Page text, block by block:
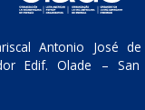
Antonio José
Edif. Olade –